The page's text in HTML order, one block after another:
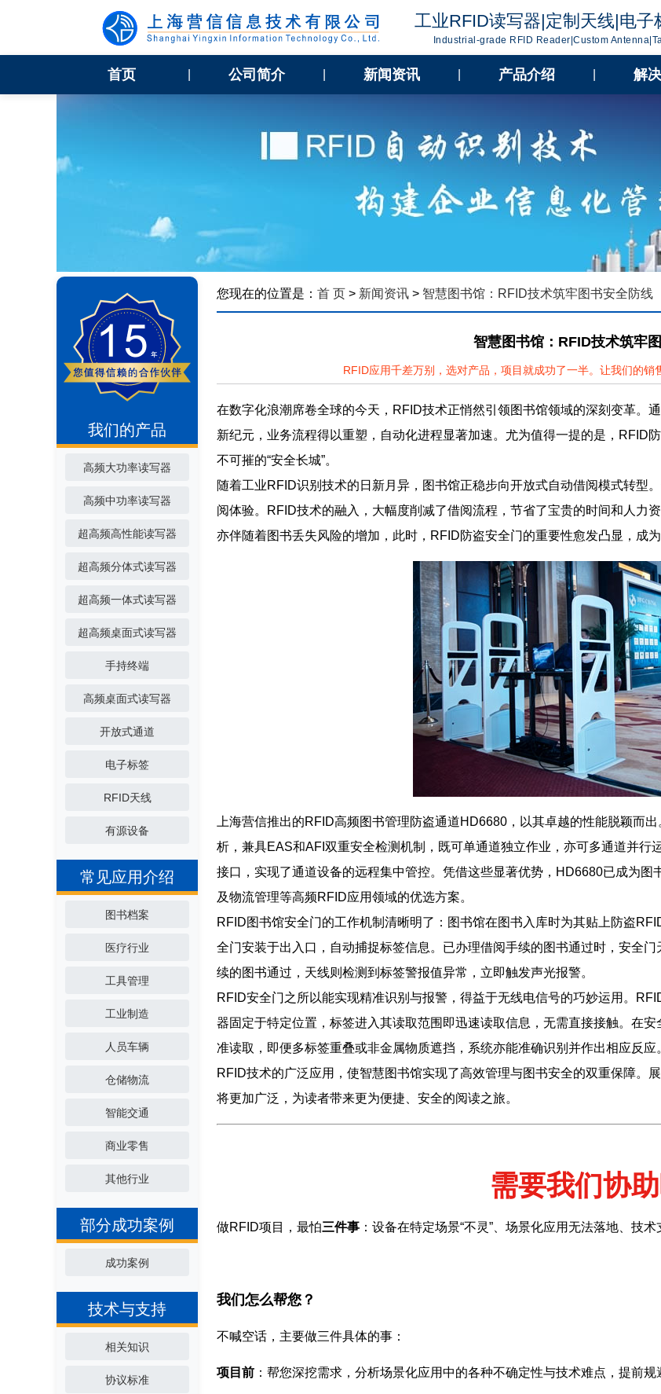
工业RFID读写器|定制天线|电子
Industrial-grade RFID Reader|Custom
首页 公司简介 新闻资讯 产品介绍 解
我们的产品
高频大功率读写器
高频中功率读写器
超高频高性能读写器
超高频分体式读写器
超高频一体式读写器
超高频桌面式读写器
手持终端
高频桌面式读写器
开放式通道
电子标签
RFID天线
有源设备
常见应用介绍
图书档案
医疗行业
工具管理
工业制造
人员车辆
仓储物流
智能交通
商业零售
其他行业
部分成功案例
成功案例
技术与支持
相关知识
协议标准
您现在的位置是： 首 页 > 新闻资讯 > 智慧图书馆：RFID技术筑牢图书安全防线
智慧图书馆：RFID技术筑牢
RFID应用千差万别，选对产品，项目就成功了一半。让我们的销
在数字化浪潮席卷全球的今天，RFID技术正悄然引领图书馆领域的深刻变革。
新纪元，业务流程得以重塑，自动化进程显著加速。尤为值得一提的是，RFID
不可摧的“安全长城”。
随着工业RFID识别技术的日新月异，图书馆正稳步向开放式自动借阅模式转型
阅体验。RFID技术的融入，大幅度削减了借阅流程，节省了宝贵的时间和人力
亦伴随着图书丢失风险的增加，此时，RFID防盗安全门的重要性愈发凸显，成
上海营信推出的RFID高频图书管理防盗通道HD6680，以其卓越的性能脱颖而
析，兼具EAS和AFI双重安全检测机制，既可单通道独立作业，亦可多通道并
接口，实现了通道设备的远程集中管控。凭借这些显著优势，HD6680已成为
及物流管理等高频RFID应用领域的优选方案。
RFID图书馆安全门的工作机制清晰明了：图书馆在图书入库时为其贴上防盗
全门安装于出入口，自动捕捉标签信息。已办理借阅手续的图书通过时，安全
续的图书通过，天线则检测到标签警报值异常，立即触发声光报警。
RFID安全门之所以能实现精准识别与报警，得益于无线电信号的巧妙运用。
器固定于特定位置，标签进入其读取范围即迅速读取信息，无需直接接触。在
准读取，即便多标签重叠或非金属物质遮挡，系统亦能准确识别并作出相应反应
RFID技术的广泛应用，使智慧图书馆实现了高效管理与图书安全的双重保障。
将更加广泛，为读者带来更为便捷、安全的阅读之旅。
需要我们协
做RFID项目，最怕三件事 ：设备在特定场景“不灵”、场景化应用无法落地、技
我们怎么帮您？
不喊空话，主要做三件具体的事：
项目前 ：帮您深挖需求，分析场景化应用中的各种不确定性与技术难点，提前